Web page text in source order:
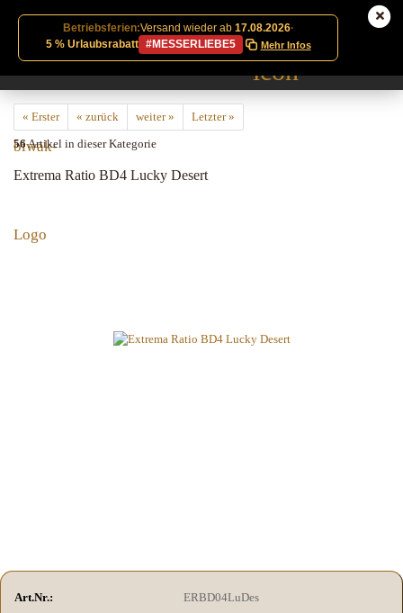
Betriebsferien:Versand wieder ab 17.08.2026·
5 % Urlaubsrabatt
#MESSERLIEBE5 Mehr Infos
« Erster « zurück weiter »
Letzter »
56Artikel in dieser Kategorie
Extrema Ratio BD4 Lucky Desert
Art.Nr.:
ERBD04LuDes